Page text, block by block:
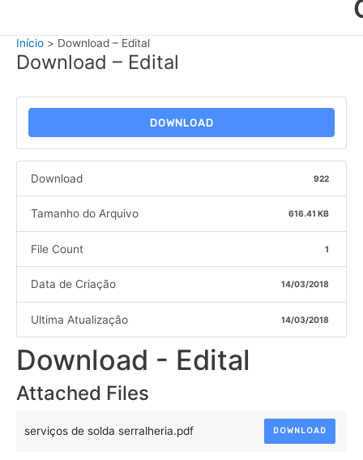
Início Download – Edital
Download – Edital
DOWNLOAD
Download 922
Tamanho do Arquivo 616.41 KB
File Count 1
Data de Criação 14/03/2018
Ultima Atualização 14/03/2018
Download - Edital
Attached Files
serviços de solda serralheria.pdf DOWNLOAD